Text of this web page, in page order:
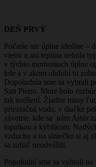
DEŇ PRVÝ
Počasie nie úplne ideálne –
vietor a ani teplota nebola
v týchto momentoch úplne
kde a v akom období to
Dopoludnia sme sa vybrali
San Pietro. More bolo
tak nadšení. Žiadne masy
priezračná voda, v diaľke
závetrie, kde sa nám Artúr
lopatkou a kýblikom.
vzduchu a na slniečku si aj
sa zatiaľ neodvážili.
Popoludní sme sa vybrali